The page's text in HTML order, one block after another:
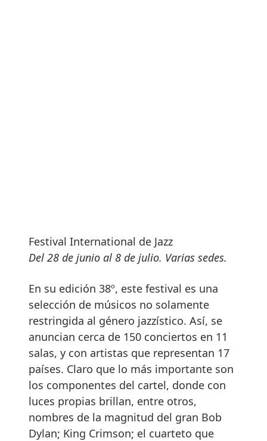
Festival International de Jazz
Del 28 de junio al 8 de julio. Varias sedes.
En su edición 38º, este festival es una
selección de músicos no solamente
restringida al género jazzístico. Así, se
anuncian cerca de 150 conciertos en 11
salas, y con artistas que representan 17
países. Claro que lo más importante son
los componentes del cartel, donde con
luces propias brillan, entre otros,
nombres de la magnitud del gran Bob
Dylan; King Crimson; el cuarteto que